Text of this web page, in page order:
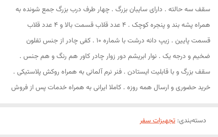
سقف سه حالته . دارای سایبان بزرگ . چهار طرف درب بزرگ جمع شونده به
همراه پشه بند و پنجره کوچک . 4 عدد قلاب قسمت بالا و 4 عدد قلاب
قسمت پایین . زیپ دانه درشت با شماره 10 . کفی چادر از جنس تفلون
ضخیم و درجه یک . نوار ابریشم دور زوار چادر کاور هم رنگ و هم جنس .
سقف بزرگ و با قابلیت ایستادن . فنر نرم آلمانی به همراه روکش پلاستیکی .
خرید حضوری و ارسال همه روزه . کاملا ایرانی به همراه خدمات پس از فروش
دسته‌بندی: تجهیزات سفر